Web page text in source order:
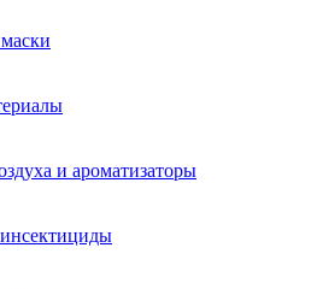
и ароматизаторы